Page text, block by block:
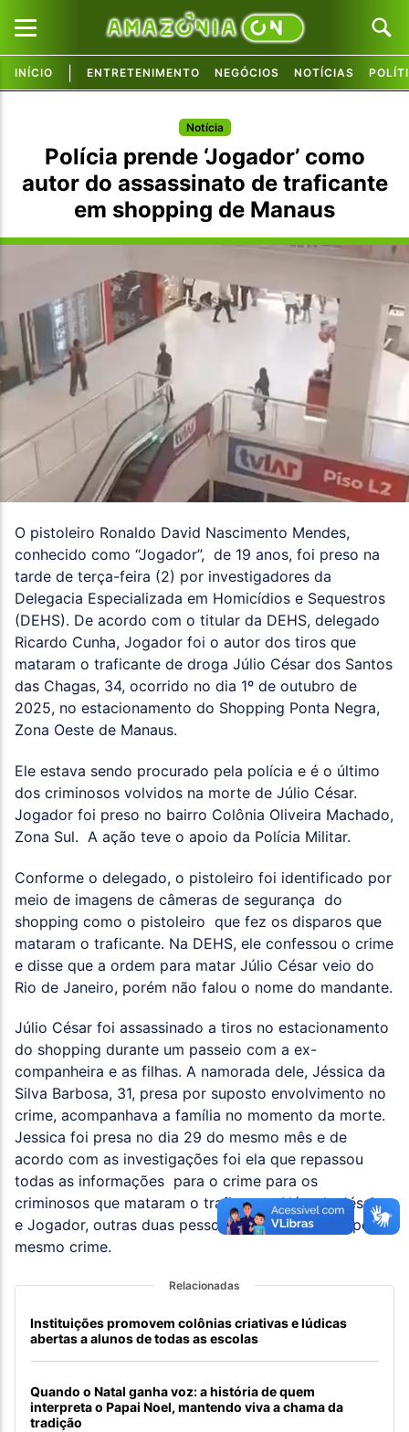
INÍCIO ENTRETENIMENTO NEGÓCIOS NOTÍCIAS
Notícia
Polícia prende ‘Jogador’ como
autor do assassinato de traficante
em shopping de Manaus
O pistoleiro Ronaldo David Nascimento Mendes,
conhecido como “Jogador”, de 19 anos, foi preso na
tarde de terça-feira (2) por investigadores da
Delegacia Especializada em Homicídios e Sequestros
(DEHS). De acordo com o titular da DEHS, delegado
Ricardo Cunha, Jogador foi o autor dos tiros que
mataram o traficante de droga Júlio César dos Santos
das Chagas, 34, ocorrido no dia 1º de outubro de
2025, no estacionamento do Shopping Ponta Negra,
Zona Oeste de Manaus.
Ele estava sendo procurado pela polícia e é o último
dos criminosos volvidos na morte de Júlio César.
Jogador foi preso no bairro Colônia Oliveira Machado,
Zona Sul. A ação teve o apoio da Polícia Militar.
Conforme o delegado, o pistoleiro foi identificado por
meio de imagens de câmeras de segurança do
shopping como o pistoleiro que fez os disparos que
mataram o traficante. Na DEHS, ele confessou o crime
e disse que a ordem para matar Júlio César veio do
Rio de Janeiro, porém não falou o nome do mandante.
Júlio César foi assassinado a tiros no estacionamento
do shopping durante um passeio com a ex-
companheira e as filhas. A namorada dele, Jéssica da
Silva Barbosa, 31, presa por suposto envolvimento no
crime, acompanhava a família no momento da morte.
Jessica foi presa no dia 29 do mesmo mês e de
acordo com as investigações foi ela que repassou
todas as informações para o crime para os
criminosos que mataram o traficante. Além de Jéssica
e Jogador, outras duas pessoas já foram presas pelo
mesmo crime.
Relacionadas
Instituições promovem colônias criativas e lúdicas
abertas a alunos de todas as escolas
Quando o Natal ganha voz: a história de quem
interpreta o Papai Noel, mantendo viva a chama da
tradição